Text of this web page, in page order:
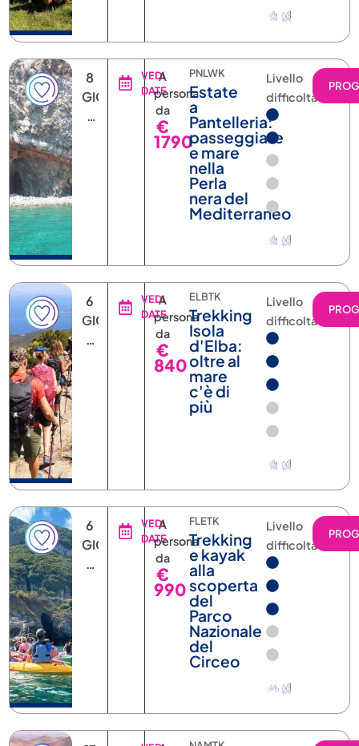
8
GIORNI
7
VEDI
DATE
A
persona
da
€
1790
PNLWK
Estate
a
Pantelleria:
passeggiate
e mare
nella
Perla
nera del
Mediterraneo
Livello
difficoltà
6
GIORNI
5
VEDI
DATE
A
persona
da
€
840
ELBTK
Trekking
Isola
d'Elba:
oltre al
mare
c'è di
più
Livello
difficoltà
6
GIORNI
E
VEDI
DATE
A
persona
da
€
990
FLETK
Trekking
e kayak
alla
scoperta
del
Parco
Nazionale
del
Circeo
Livello
difficoltà